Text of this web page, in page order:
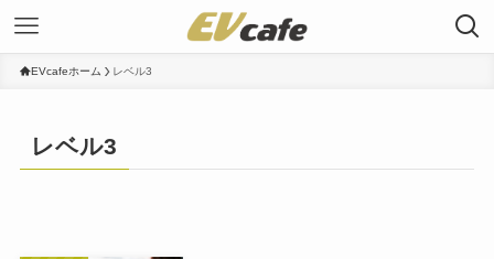
EVcafeホーム レベル3
レベル3